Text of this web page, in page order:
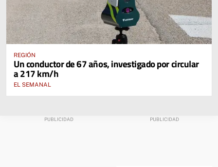
REGIÓN
Un conductor de 67 años, investigado por circular
a 217 km/h
EL SEMANAL